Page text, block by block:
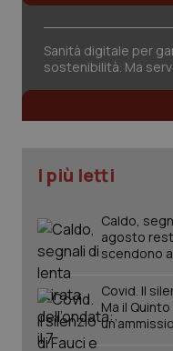
Sanità digitale per
sostenibilità. Ma
I più letti
Caldo,
agosto
scendono
Covid. Il
Ma il
tracking-sites-
tracking-enable